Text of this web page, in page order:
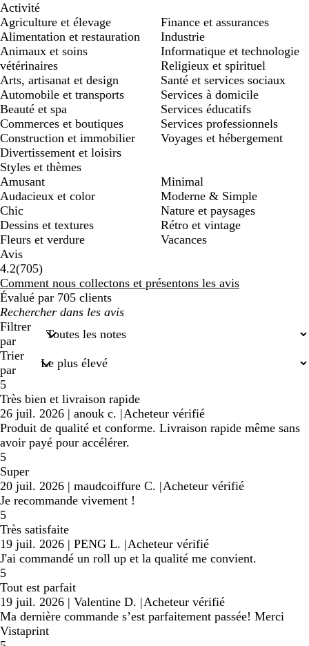
Activité
Agriculture et élevage
Alimentation et restauration
Animaux et soins
vétérinaires
Arts, artisanat et design
Automobile et transports
Beauté et spa
Commerces et boutiques
Construction et immobilier
Divertissement et loisirs
Finance et assurances
Industrie
Informatique et technologie
Religieux et spirituel
Santé et services sociaux
Services à domicile
Services éducatifs
Services professionnels
Voyages et hébergement
Styles et thèmes
Amusant
Audacieux et color
Chic
Dessins et textures
Fleurs et verdure
Minimal
Moderne & Simple
Nature et paysages
Rétro et vintage
Vacances
Avis
4.2(705705
avis
)
Comment nous collectons et présentons les avis
Évalué par 705 clients
Mes
recherches
saisies
Filtrer
par
Trier
par
5
Très bien et livraison rapide
26 juil. 2026 | anouk c. |Acheteur vérifié
Produit de qualité et conforme. Livraison rapide même sans
avoir payé pour accélérer.
5
Super
20 juil. 2026 | maudcoiffure C. |Acheteur vérifié
Je recommande vivement !
5
Très satisfaite
19 juil. 2026 | PENG L. |Acheteur vérifié
J'ai commandé un roll up et la qualité me convient.
5
Tout est parfait
19 juil. 2026 | Valentine D. |Acheteur vérifié
Ma dernière commande s’est parfaitement passée! Merci
Vistaprint